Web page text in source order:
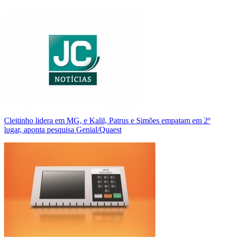
Cleitinho lidera em MG, e Kalil, Patrus e Simões empatam em 2º
lugar, aponta pesquisa Genial/Quaest